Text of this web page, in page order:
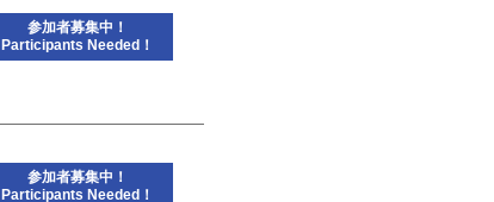
参加者募集中！
Participants Needed！
参加者募集中！
Participants Needed！